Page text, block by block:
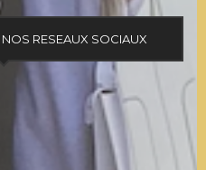
RESEAUX SOCIAUX